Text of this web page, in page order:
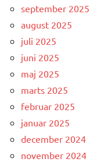
september 2025
august 2025
juli 2025
juni 2025
maj 2025
marts 2025
februar 2025
januar 2025
december 2024
november 2024